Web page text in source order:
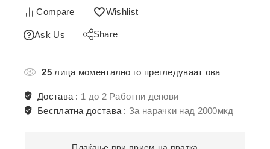
Compare Wishlist
Ask Us Share
25лица моментално го прегледуваат ова
Достава : 1 до 2 Работни денови
Бесплатна достава :За нарачки над 2000мкд